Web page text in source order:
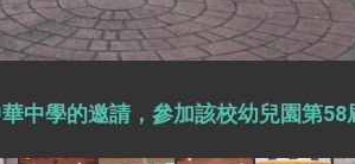
易協定」簽署
中學的邀請，參加該校幼兒園第58